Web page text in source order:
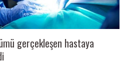
gerçekleşen hastaya